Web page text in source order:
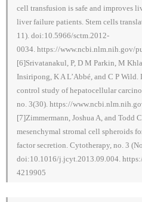
cell transfusion is safe and improves
liver failure patients. Stem cells
11). doi:10.5966/sctm.2012-
0034. https://www.ncbi.nlm.nih.gov/
[6]Srivatanakul, P, D M Parkin, M
Insiripong, K A L’Abbé, and C P
control study of hepatocellular
no. 3(30). https://
[7]Zimmermann, Joshua A, and
mesenchymal stromal cell spheroids
factor secretion. Cytotherapy, no. 3
doi:10.1016/j.jcyt.2013.09.004.
4219905